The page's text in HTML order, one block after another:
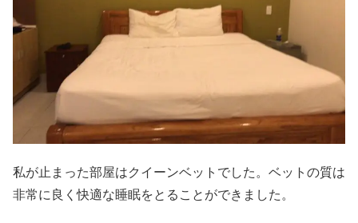
私が止まった部屋はクイーンベットでした。ベットの質は
非常に良く快適な睡眠をとることができました。